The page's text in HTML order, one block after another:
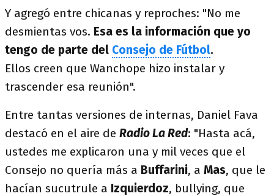
Y agregó entre chicanas y reproches: "No me
desmientas vos. Esa es la información que yo
tengo de parte del Consejo de Fútbol.
Ellos creen que Wanchope hizo instalar y
trascender esa reunión".
Entre tantas versiones de internas, Daniel Fava
destacó en el aire de Radio La Red: "Hasta acá,
ustedes me explicaron una y mil veces que el
Consejo no quería más a Buffarini, a Mas, que le
hacían sucutrule a Izquierdoz, bullying, que